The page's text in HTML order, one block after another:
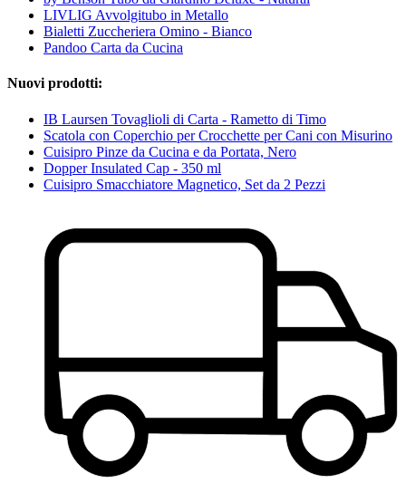
LIVLIG Avvolgitubo in Metallo
Bialetti Zuccheriera Omino - Bianco
Pandoo Carta da Cucina
Nuovi prodotti:
IB Laursen Tovaglioli di Carta - Rametto di Timo
Scatola con Coperchio per Crocchette per Cani con Misurino
Cuisipro Pinze da Cucina e da Portata, Nero
Dopper Insulated Cap - 350 ml
Cuisipro Smacchiatore Magnetico, Set da 2 Pezzi